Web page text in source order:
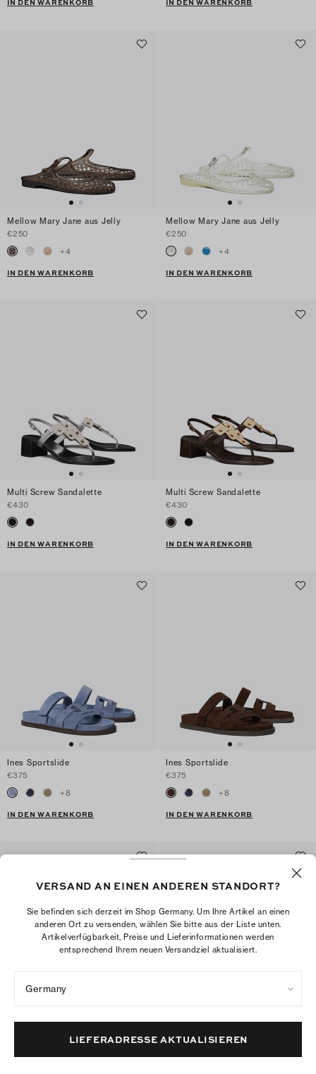
Mellow Mary Jane aus Jelly
€250
+4
IN DEN WARENKORB
Mellow Mary Jane aus Jelly
€250
+4
IN DEN WARENKORB
Multi Screw Sandalette
€430
IN DEN WARENKORB
Multi Screw Sandalette
€430
IN DEN WARENKORB
Ines Sportslide
€375
+8
IN DEN WARENKORB
Ines Sportslide
€375
+8
IN DEN WARENKORB
€375
VERSAND AN EINEN ANDEREN STANDORT?
Sie befinden sich derzeit im Shop Germany. Um Ihre Artikel an einen
anderen Ort zu versenden, wählen Sie bitte aus der Liste unten.
Artikelverfügbarkeit, Preise und Lieferinformationen werden
entsprechend Ihrem neuen Versandziel aktualisiert.
Germany
LIEFERADRESSE AKTUALISIEREN